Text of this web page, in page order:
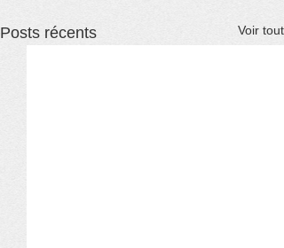
Posts récents Voir tout